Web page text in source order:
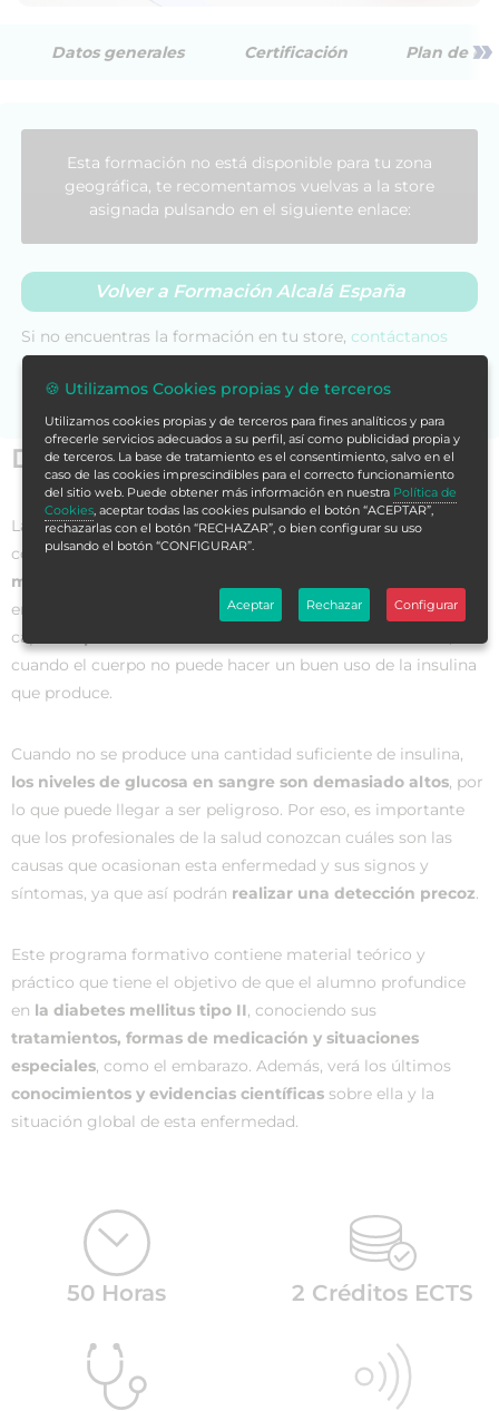
Datos generales Certificación Plan de »
Datos generales
La
diabetes mellitus es una enfermedad endocrina
conocida ya desde hace siglos y es compleja, ya que
múltiples órganos
enfermedad crónica que ocurre cuando el páncreas ya no es
capaz de
cuando el cuerpo no puede hacer un buen uso de la insulina
que produce.
Cuando no se produce una cantidad suficiente de insulina,
los niveles de glucosa en sangre son demasiado altos, por
lo que puede llegar a ser peligroso. Por eso, es importante
que los profesionales de la salud conozcan cuáles son las
causas que ocasionan esta enfermedad y sus signos y
síntomas, ya que así podrán realizar una detección precoz.
Este programa formativo contiene material teórico y
práctico que tiene el objetivo de que el alumno profundice
en la diabetes mellitus tipo II, conociendo sus
tratamientos, formas de medicación y situaciones
especiales, como el embarazo. Además, verá los últimos
conocimientos y evidencias científicas sobre ella y la
situación global de esta enfermedad.
Esta formación no está disponible para tu zona
geográfica, te recomentamos vuelvas a la store
asignada pulsando en el siguiente enlace:
Volver a Formación Alcalá España
Si no encuentras la formación en tu store, contáctanos
para asesorarte.
50 Horas 2 Créditos ECTS
🍪 Utilizamos Cookies propias y de terceros
Utilizamos cookies propias y de terceros para fines analíticos y para
ofrecerle servicios adecuados a su perfil, así como publicidad propia y
de terceros. La base de tratamiento es el consentimiento, salvo en el
caso de las cookies imprescindibles para el correcto funcionamiento
del sitio web. Puede obtener más información en nuestra Política de
Cookies, aceptar todas las cookies pulsando el botón “ACEPTAR”,
rechazarlas con el botón “RECHAZAR”, o bien configurar su uso
pulsando el botón “CONFIGURAR”.
Aceptar Rechazar Configurar